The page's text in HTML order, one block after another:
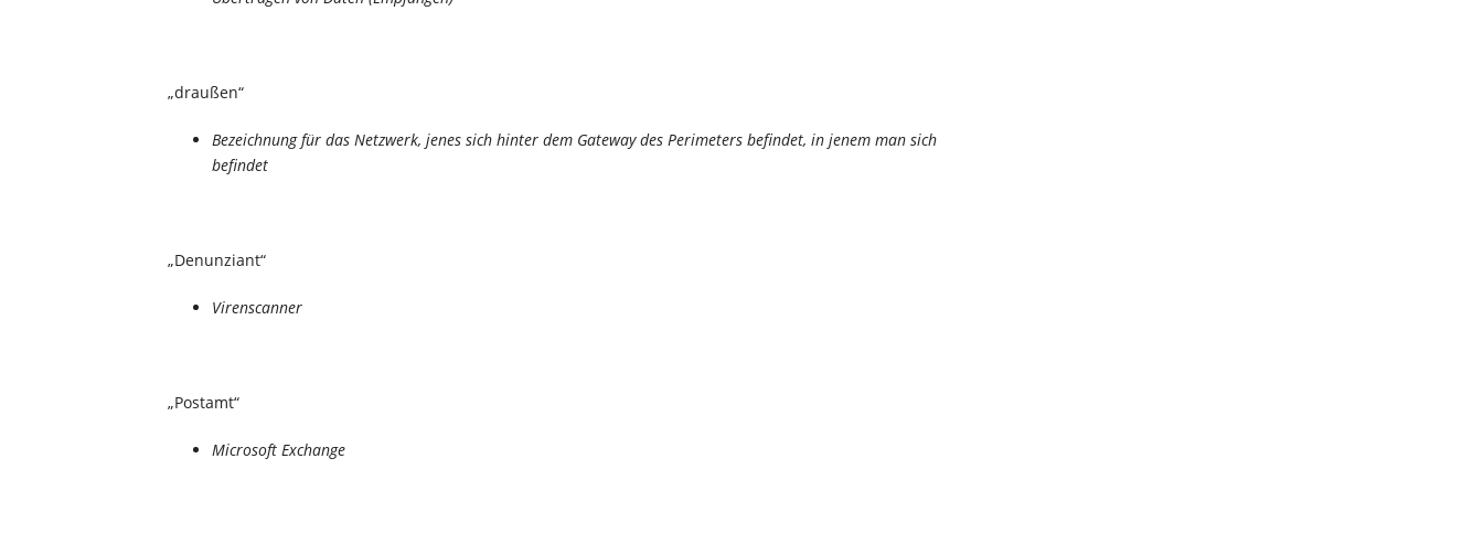
„draußen“
Bezeichnung für das Netzwerk, jenes sich hinter dem Gateway des Perimeters befindet, in jenem man sich
befindet
„Denunziant“
Virenscanner
„Postamt“
Microsoft Exchange